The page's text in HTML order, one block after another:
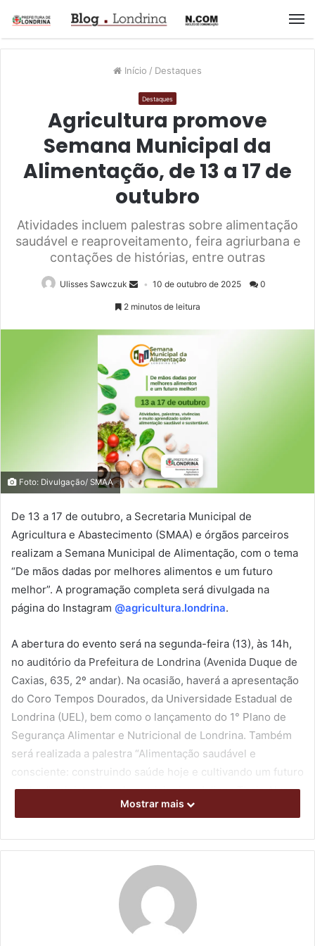
Início / Destaques
Destaques
Agricultura promove
Semana Municipal da
Alimentação, de 13 a 17 de
outubro
Atividades incluem palestras sobre alimentação
saudável e reaproveitamento, feira agriurbana e
contações de histórias, entre outras
Ulisses Sawczuk 10 de outubro de 2025 0
2 minutos de leitura
Foto: Divulgação/ SMAA
De 13 a 17 de outubro, a Secretaria Municipal de
Agricultura e Abastecimento (SMAA) e órgãos parceiros
realizam a Semana Municipal de Alimentação, com o tema
“De mãos dadas por melhores alimentos e um futuro
melhor”. A programação completa será divulgada na
página do Instagram @agricultura.londrina.
A abertura do evento será na segunda-feira (13), às 14h,
no auditório da Prefeitura de Londrina (Avenida Duque de
Caxias, 635, 2º andar). Na ocasião, haverá a apresentação
do Coro Tempos Dourados, da Universidade Estadual de
Londrina (UEL), bem como o lançamento do 1° Plano de
Segurança Alimentar e Nutricional de Londrina. Também
será realizada a palestra “Alimentação saudável e
consciente: construindo saúde hoje e cultivando um futuro
melhor”, ministrada pela nutricionista Juliana Thais Alves
Lopes Werner, da Secretaria Municipal de Saúde (SMS).
No mesmo dia, das 11h às 17h, a área em frente à sede da
Prefeitura recebe a 2ª Feira Agriurbana, com a presença
dos beneficiários das hortas comunitárias de Londrina.
Também participarão as agricultoras do projeto Sacolas
Camponesas, do Assentamento Eli Vive, que tem parceria
do Programa Municipal de Economia Solidária, da
Mostrar mais